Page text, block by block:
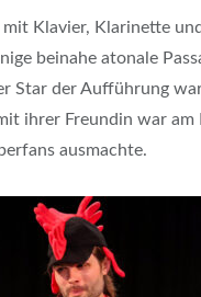
Klavier, Klarinette
beinahe atonale
Star der Aufführung
ihrer Freundin war
ausmachte.